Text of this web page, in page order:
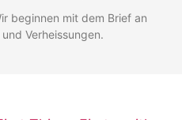
beginnen mit dem Brief an
Verheissungen.